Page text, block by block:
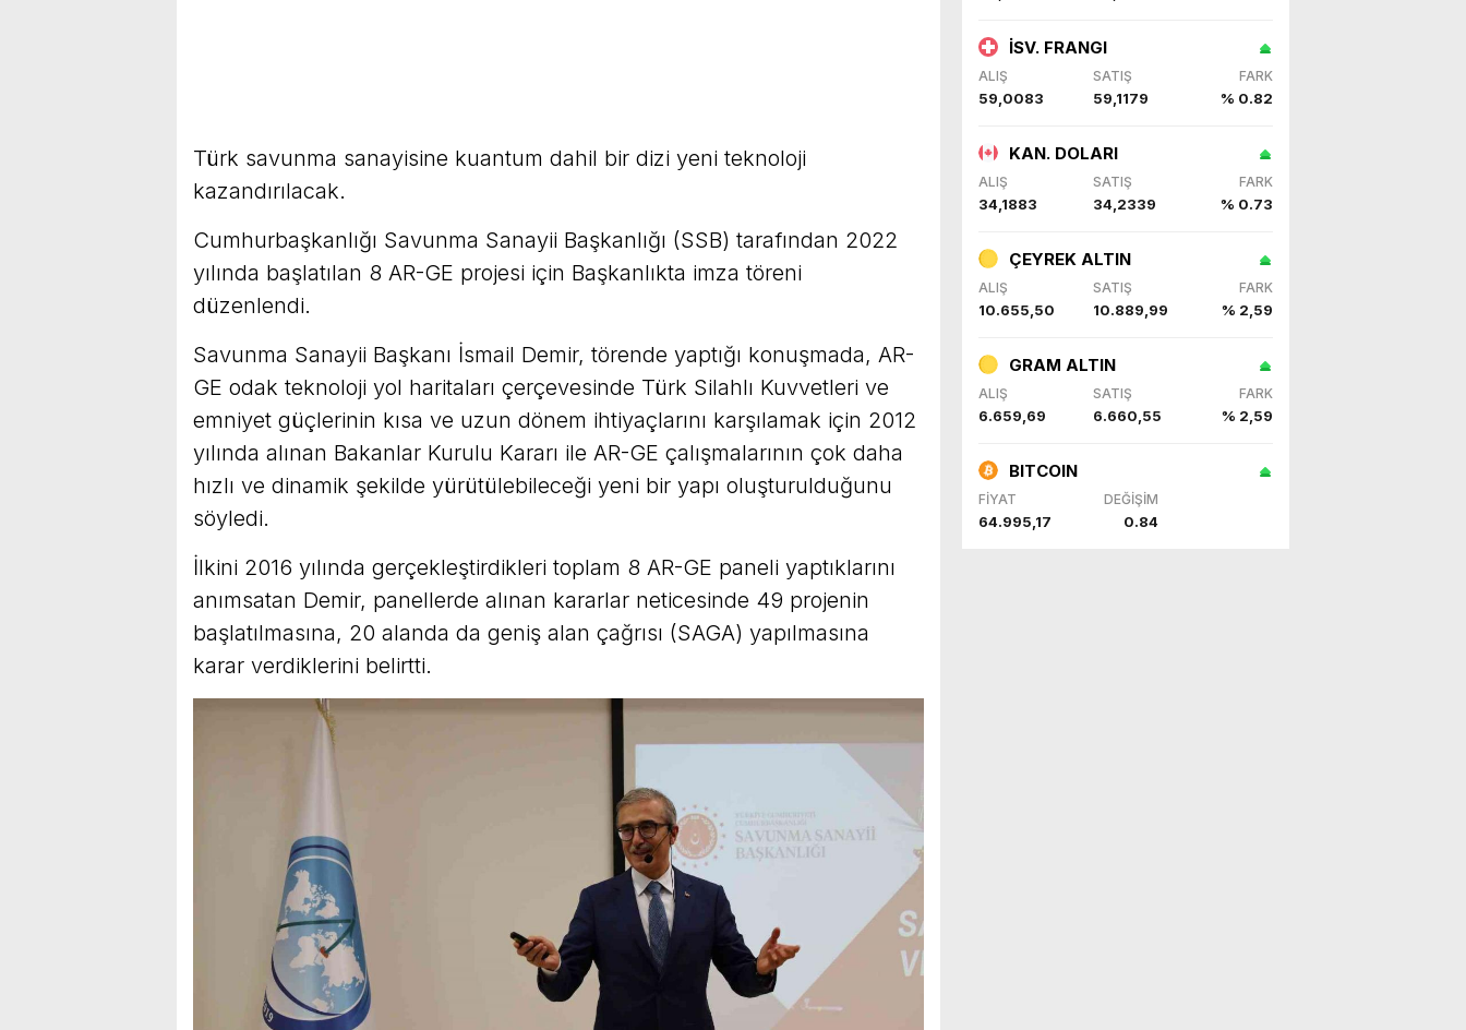
Türk savunma sanayisine kuantum dahil bir dizi yeni teknoloji
kazandırılacak.
Cumhurbaşkanlığı Savunma Sanayii Başkanlığı (SSB) tarafından 2022
yılında başlatılan 8 AR-GE projesi için Başkanlıkta imza töreni
düzenlendi.
Savunma Sanayii Başkanı İsmail Demir, törende yaptığı konuşmada, AR-
GE odak teknoloji yol haritaları çerçevesinde Türk Silahlı Kuvvetleri ve
emniyet güçlerinin kısa ve uzun dönem ihtiyaçlarını karşılamak için 2012
yılında alınan Bakanlar Kurulu Kararı ile AR-GE çalışmalarının çok daha
hızlı ve dinamik şekilde yürütülebileceği yeni bir yapı oluşturulduğunu
söyledi.
İlkini 2016 yılında gerçekleştirdikleri toplam 8 AR-GE paneli yaptıklarını
anımsatan Demir, panellerde alınan kararlar neticesinde 49 projenin
başlatılmasına, 20 alanda da geniş alan çağrısı (SAGA) yapılmasına
karar verdiklerini belirtti.
İSV. FRANGI
ALIŞ SATIŞ FARK
59,0083 59,1179 % 0.82
KAN. DOLARI
ALIŞ SATIŞ FARK
34,1883 34,2339 % 0.73
ÇEYREK ALTIN
ALIŞ SATIŞ FARK
10.655,50 10.889,99 % 2,59
GRAM ALTIN
ALIŞ SATIŞ FARK
6.659,69 6.660,55 % 2,59
BITCOIN
FİYAT DEĞİŞİM
64.995,17 0.84